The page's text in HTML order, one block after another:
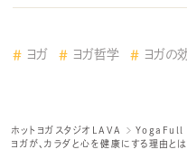
ヨガ ヨガ哲学 ヨガの
ホットヨガスタジオLAVA
YogaFull
ヨガが、カラダと心を健康にする理由とは